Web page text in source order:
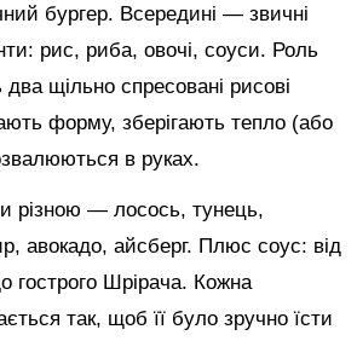
бургер. Всередині — звичні
рис, риба, овочі, соуси. Роль
щільно спресовані рисові
форму, зберігають тепло (або
в руках.
різною — лосось, тунець,
авокадо, айсберг. Плюс соус: від
гострого Шрірача. Кожна
так, щоб її було зручно їсти